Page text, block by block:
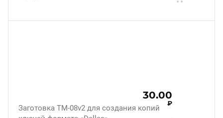
Заготовка ТМ-08v2 для создания копий
30.00
₽